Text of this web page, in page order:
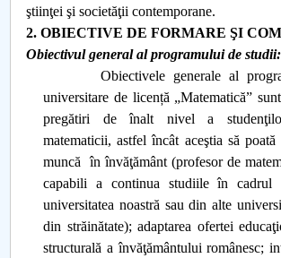
ştiinţei şi societăţii contemporane.
2. OBIECTIVE DE FORMARE ŞI
Obiectivul general al programului de studii:
Obiectivele generale al
universitare de licență „Matematică”
pregătiri de înalt nivel a
matematicii, astfel încât aceştia să
muncă în învăţământ (profesor de
capabili a continua studiile în cadrul
universitatea noastră sau din alte
din străinătate); adaptarea ofertei
structurală a învăţământului românesc;